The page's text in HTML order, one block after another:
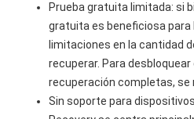
Prueba gratuita limitada: si
gratuita es beneficiosa para
limitaciones en la cantidad
recuperar. Para
recuperación completas, se
Sin soporte para